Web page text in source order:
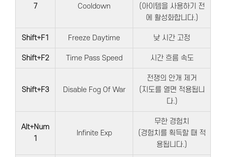
7
Cooldown
(아이템을 사용하기 전
에 활성화합니다.)
Shift+F1 Freeze Daytime 낮 시간 고정
Shift+F2 Time Pass Speed 시간 흐름 속도
Shift+F3 Disable Fog Of War
전쟁의 안개 제거
(지도를 열면 적용됩니
다.)
Alt+Num
1
Infinite Exp
무한 경험치
(경험치를 획득할 때 적
용됩니다.)